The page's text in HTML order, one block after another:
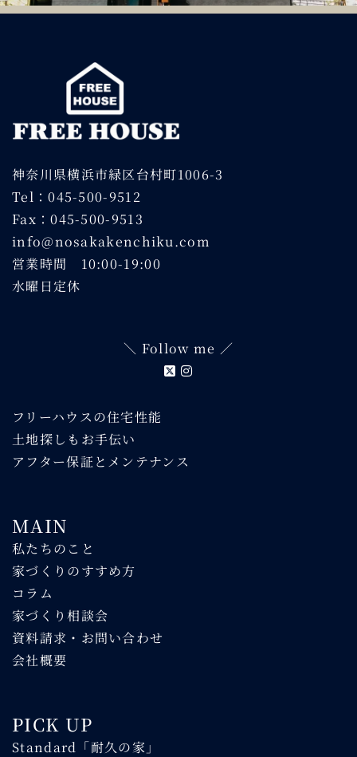
神奈川県横浜市緑区台村町1006-3
Tel：045-500-9512
Fax：045-500-9513
info@nosakakenchiku.com
営業時間 10:00-19:00
水曜日定休
＼ Follow me ／
フリーハウスの住宅性能
土地探しもお手伝い
アフター保証とメンテナンス
MAIN
私たちのこと
家づくりのすすめ方
コラム
家づくり相談会
資料請求・お問い合わせ
会社概要
PICK UP
Standard「耐久の家」